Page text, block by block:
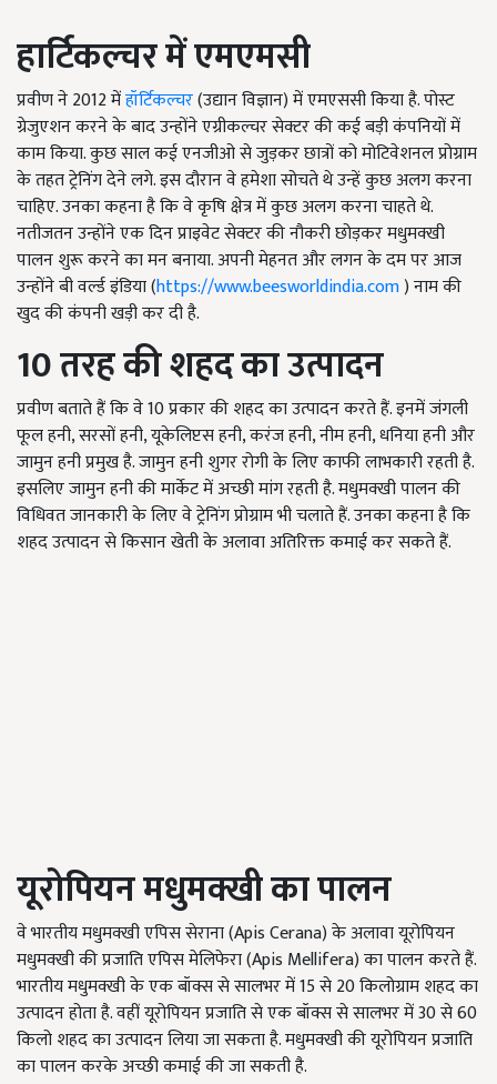
हार्टिकल्चरमेंएमएमसी
प्रवीण ने 2012 मेंहॉर्टिकल्चर(उद्यान विज्ञान) में एमएससी किया है. पोस्ट
ग्रेजुएशन करने के बाद उन्होंने एग्रीकल्चर सेक्टर की कई बड़ी कंपनियों में
काम किया. कुछ साल कई एनजीओ से जुड़कर छात्रों को मोटिवेशनल प्रोग्राम
के तहत ट्रेनिंग देने लगे. इस दौरान वे हमेशा सोचते थे उन्हें कुछ अलग करना
चाहिए. उनका कहना है कि वे कृषि क्षेत्र में कुछ अलग करना चाहते थे.
नतीजतन उन्होंने एक दिन प्राइवेट सेक्टर की नौकरी छोड़कर मधुमक्खी
पालन शुरू करने का मन बनाया. अपनी मेहनत और लगन के दम पर आज
उन्होंने बी वर्ल्ड इंडिया (https://www.beesworldindia.com) नाम की
खुद की कंपनी खड़ी कर दी है.
10तरहकीशहदकाउत्पादन
प्रवीण बताते हैं कि वे 10 प्रकार की शहद का उत्पादन करते हैं. इनमें जंगली
फूल हनी, सरसों हनी, यूकेलिप्टस हनी, करंज हनी, नीम हनी, धनिया हनी और
जामुन हनी प्रमुख है. जामुन हनी शुगर रोगी के लिए काफी लाभकारी रहती है.
इसलिए जामुन हनी की मार्केट में अच्छी मांग रहती है. मधुमक्खी पालन की
विधिवत जानकारी के लिए वे ट्रेनिंग प्रोग्राम भी चलाते हैं. उनका कहना है कि
शहद उत्पादन से किसान खेती के अलावा अतिरिक्त कमाई कर सकते हैं.
यूरोपियनमधुमक्खीकापालन
वे भारतीय मधुमक्खी एपिस सेराना (Apis Cerana) के अलावा यूरोपियन
मधुमक्खी की प्रजाति एपिस मेलिफेरा (Apis Mellifera) का पालन करते हैं.
भारतीय मधुमक्खी के एक बॉक्स से सालभर में 15 से 20 किलोग्राम शहद का
उत्पादन होता है. वहीं यूरोपियन प्रजाति से एक बॉक्स से सालभर में 30 से 60
किलो शहद का उत्पादन लिया जा सकता है. मधुमक्खी की यूरोपियन प्रजाति
का पालन करके अच्छी कमाई की जा सकती है.